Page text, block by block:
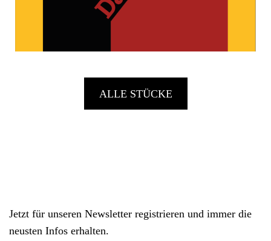
ALLE STÜCKE
Jetzt für unseren Newsletter registrieren und immer die
neusten Infos erhalten.